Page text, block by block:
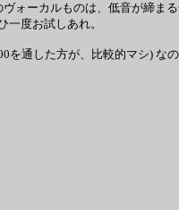
ォーカルものは、低音が締ま
一度お試しあれ。
を通した方が、比較的マシ)